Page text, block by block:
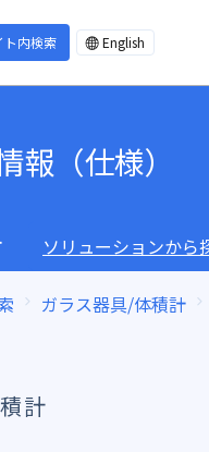
ト内検索 English
報（仕様）
ソリューションから
ガラス器具/体積計
計